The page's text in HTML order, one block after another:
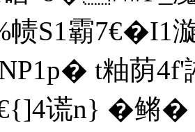
S1霸7€�I1
,NP1p� t粙荫
谎n} �